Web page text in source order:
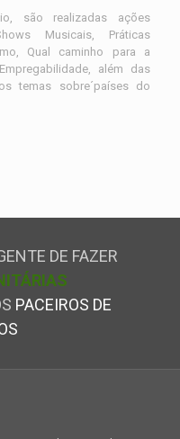
são realizadas ações
Musicais, Práticas
Qual caminho para a
além das
temas sobre´países do
DE FAZER
PACEIROS DE